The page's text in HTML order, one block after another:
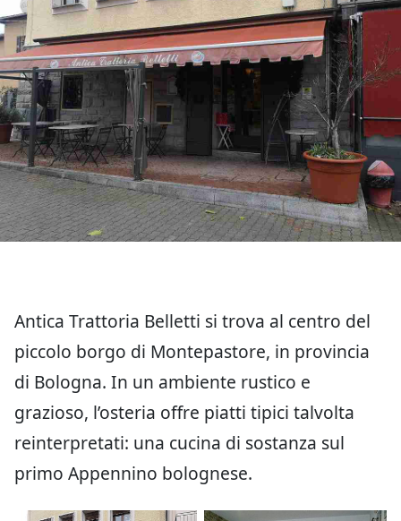
Antica Trattoria Belletti si trova al centro del
piccolo borgo di Montepastore, in provincia
di Bologna. In un ambiente rustico e
grazioso, l’osteria offre piatti tipici talvolta
reinterpretati: una cucina di sostanza sul
primo Appennino bolognese.